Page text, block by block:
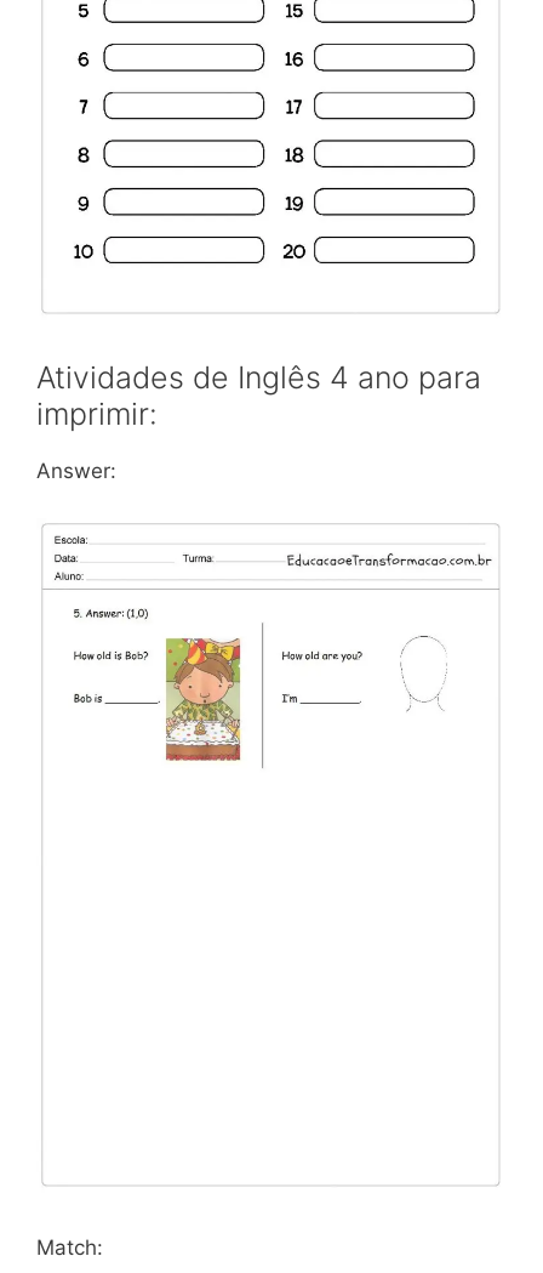
Atividades de Inglês 4 ano para
imprimir:
Answer:
Match: